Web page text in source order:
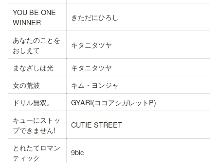
YOU BE ONE
WINNER
きただにひろし
あなたのことを
おしえて
キタニタツヤ
まなざしは光
キタニタツヤ
女の荒波
キム・ヨンジャ
ドリル無双。
GYARI(ココアシガレットP)
キューにストッ
プできません!
CUTIE STREET
とれたてロマン
ティック
9bic